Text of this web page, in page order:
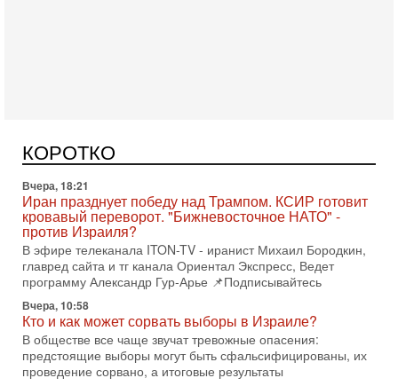
КОРОТКО
безопасности заявил, что Израиль готов самостоятельно
продолжить противостояние с Ираном, если США
Вчера, 18:21
Иран празднует победу над Трампом. КСИР готовит
кровавый переворот. "Бижневосточное НАТО" -
против Израиля?
В эфире телеканала ITON-TV - иранист Михаил Бородкин,
главред сайта и тг канала Ориентал Экспресс, Ведет
программу Александр Гур-Арье 📌Подписывайтесь
Вчера, 10:58
Кто и как может сорвать выборы в Израиле?
В обществе все чаще звучат тревожные опасения:
предстоящие выборы могут быть сфальсифицированы, их
проведение сорвано, а итоговые результаты